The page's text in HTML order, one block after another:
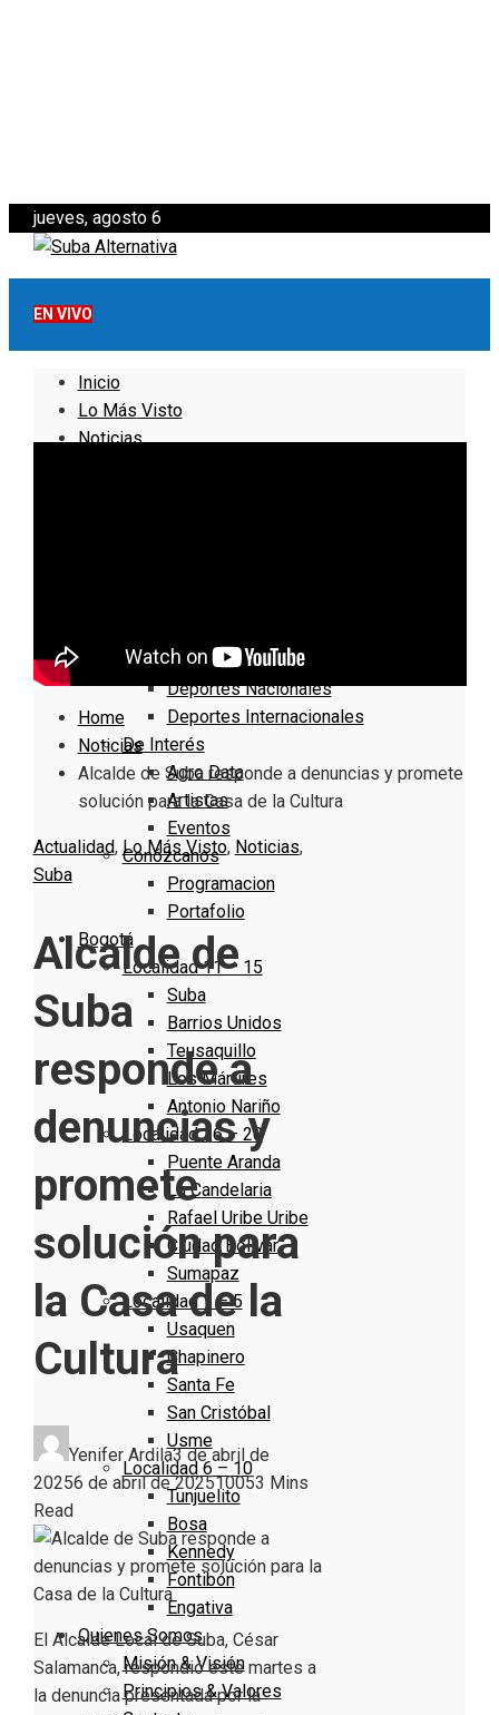
jueves, agosto 6
EN VIVO
Inicio
Lo Más Visto
Noticias
Deportes Locales
Deportes Nacionales
Deportes Internacionales
De Interés
Agro Data
Artistas
Eventos
Conózcanos
Programacion
Portafolio
Bogotá
Localidad 11 – 15
Suba
Barrios Unidos
Teusaquillo
Los Mártires
Antonio Nariño
Localidad 16 – 20
Puente Aranda
La Candelaria
Rafael Uribe Uribe
Ciudad Bolivar
Sumapaz
Localidad 1 – 5
Usaquen
Chapinero
Santa Fe
San Cristóbal
Usme
Localidad 6 – 10
Tunjuelito
Bosa
Kennedy
Fontibón
Engativa
Quienes Somos
Misión & Visión
Principios & Valores
Home
Noticias
Alcalde de Suba responde a denuncias y promete
solución para la Casa de la Cultura
Actualidad, Lo Más Visto, Noticias,
Suba
Alcalde de
Suba
responde a
denuncias y
promete
solución para
la Casa de la
Cultura
Yenifer Ardila3 de abril de
20256 de abril de 202510053 Mins
Read
El Alcalde Local de Suba, César
Salamanca, respondió este martes a
la denuncia presentada por la